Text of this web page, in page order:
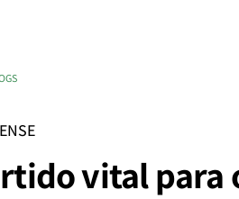
vital para